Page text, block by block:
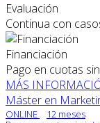
Evaluación
Continua con
Financiación
Pago en cuotas
MÁS
Máster en
ONLINE
12 meses